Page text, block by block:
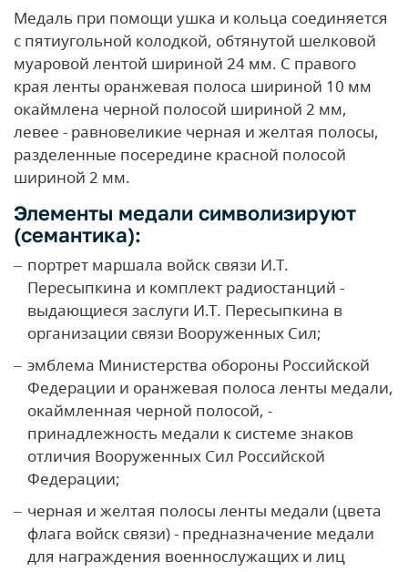
Медаль при помощи ушка и кольца соединяется
с пятиугольной колодкой, обтянутой шелковой
муаровой лентой шириной 24 мм. С правого
края ленты оранжевая полоса шириной 10 мм
окаймлена черной полосой шириной 2 мм,
левее - равновеликие черная и желтая полосы,
разделенные посередине красной полосой
шириной 2 мм.
Элементы медали символизируют
(семантика):
портрет маршала войск связи И.Т.
Пересыпкина и комплект радиостанций -
выдающиеся заслуги И.Т. Пересыпкина в
организации связи Вооруженных Сил;
эмблема Министерства обороны Российской
Федерации и оранжевая полоса ленты медали,
окаймленная черной полосой, -
принадлежность медали к системе знаков
отличия Вооруженных Сил Российской
Федерации;
черная и желтая полосы ленты медали (цвета
флага войск связи) - предназначение медали
для награждения военнослужащих и лиц